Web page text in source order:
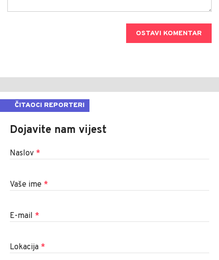
OSTAVI KOMENTAR
ČITAOCI REPORTERI
Dojavite nam vijest
Naslov *
Vaše ime *
E-mail *
Lokacija *